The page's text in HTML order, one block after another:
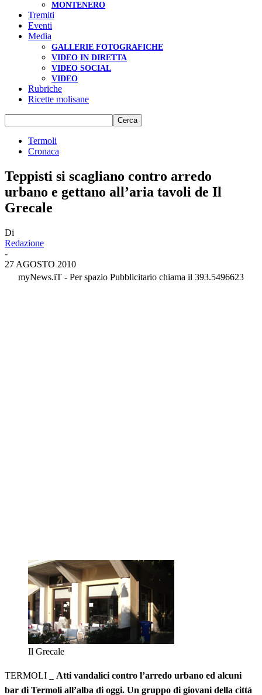
MONTENERO
Tremiti
Eventi
Media
GALLERIE FOTOGRAFICHE
VIDEO IN DIRETTA
VIDEO SOCIAL
VIDEO
Rubriche
Ricette molisane
Termoli
Cronaca
Teppisti si scagliano contro arredo
urbano e gettano all’aria tavoli de Il
Grecale
Di
Redazione
-
27 AGOSTO 2010
myNews.iT - Per spazio Pubblicitario chiama il 393.5496623
Il Grecale
TERMOLI _ Atti vandalici contro l’arredo urbano ed alcuni
bar di Termoli all’alba di oggi. Un gruppo di giovani della città